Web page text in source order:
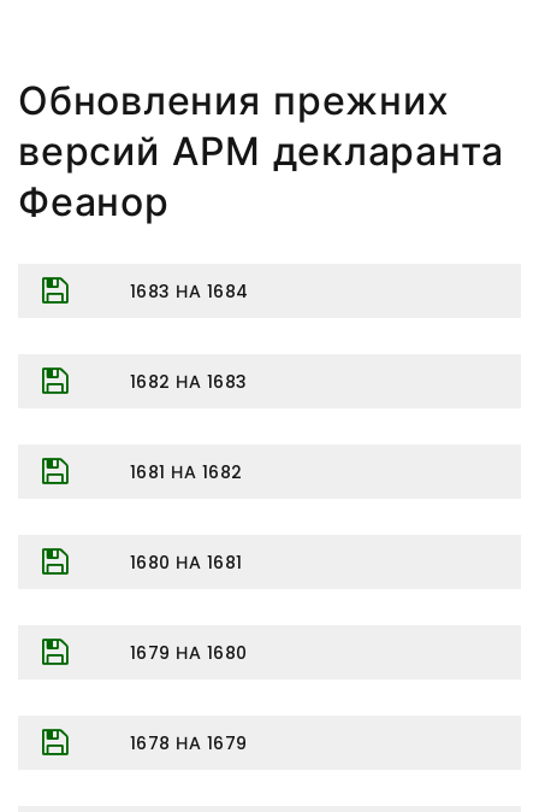
Обновления прежних
версий АРМ декларанта
Феанор
1683 НА 1684
1682 НА 1683
1681 НА 1682
1680 НА 1681
1679 НА 1680
1678 НА 1679